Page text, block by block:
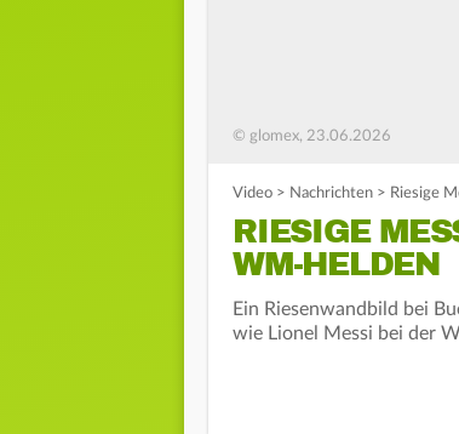
© glomex, 23.06.2026
Video > Nachrichten > Riesige
RIESIGE
WM-HELDEN
Ein Riesenwandbild bei
wie Lionel Messi bei der